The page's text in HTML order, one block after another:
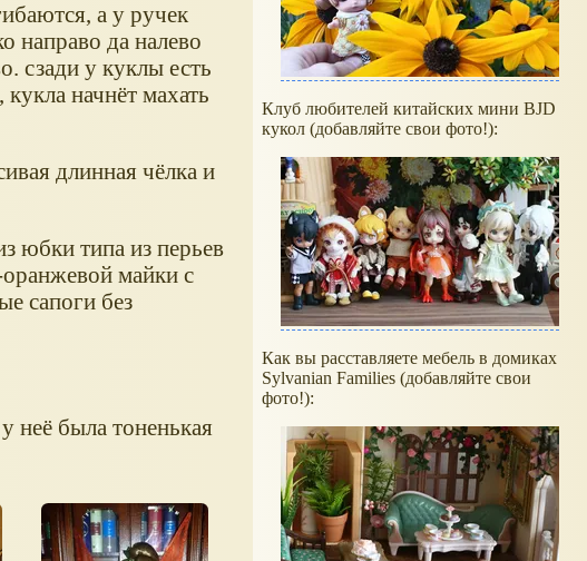
а у ручек
направо да налево
сзади у куклы есть
начнёт махать
длинная чёлка и
юбки типа из перьев
оранжевой майки с
сапоги без
неё была тоненькая
Клуб любителей китайских мини BJD
кукол (добавляйте свои фото!):
Как вы расставляете мебель в домиках
Sylvanian Families (добавляйте свои
фото!):